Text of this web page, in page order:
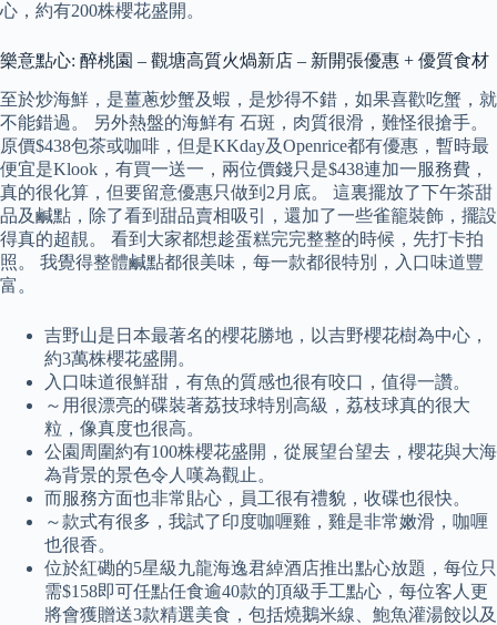
心，約有200株櫻花盛開。
樂意點心: 醉桃園 – 觀塘高質火煱新店 – 新開張優惠 + 優質食材
至於炒海鮮，是薑蔥炒蟹及蝦，是炒得不錯，如果喜歡吃蟹，就
不能錯過。 另外熱盤的海鮮有 石斑，肉質很滑，難怪很搶手。
原價$438包茶或咖啡，但是KKday及Openrice都有優惠，暫時最
便宜是Klook，有買一送一，兩位價錢只是$438連加一服務費，
真的很化算，但要留意優惠只做到2月底。 這裏擺放了下午茶甜
品及鹹點，除了看到甜品賣相吸引，還加了一些雀籠裝飾，擺設
得真的超靚。 看到大家都想趁蛋糕完完整整的時候，先打卡拍
照。 我覺得整體鹹點都很美味，每一款都很特別，入口味道豐
富。
吉野山是日本最著名的櫻花勝地，以吉野櫻花樹為中心，
約3萬株櫻花盛開。
入口味道很鮮甜，有魚的質感也很有咬口，值得一讚。
～用很漂亮的碟裝著荔技球特別高級，荔枝球真的很大
粒，像真度也很高。
公園周圍約有100株櫻花盛開，從展望台望去，櫻花與大海
為背景的景色令人嘆為觀止。
而服務方面也非常貼心，員工很有禮貌，收碟也很快。
～款式有很多，我試了印度咖喱雞，雞是非常嫩滑，咖喱
也很香。
位於紅磡的5星級九龍海逸君綽酒店推出點心放題，每位只
需$158即可任點任食逾40款的頂級手工點心，每位客人更
將會獲贈送3款精選美食，包括燒鵝米線、鮑魚灌湯餃以及